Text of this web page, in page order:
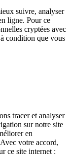
suivre, analyser
ligne. Pour ce
cryptées avec
condition que vous
tracer et analyser
sur notre site
en
votre accord,
ce site internet :